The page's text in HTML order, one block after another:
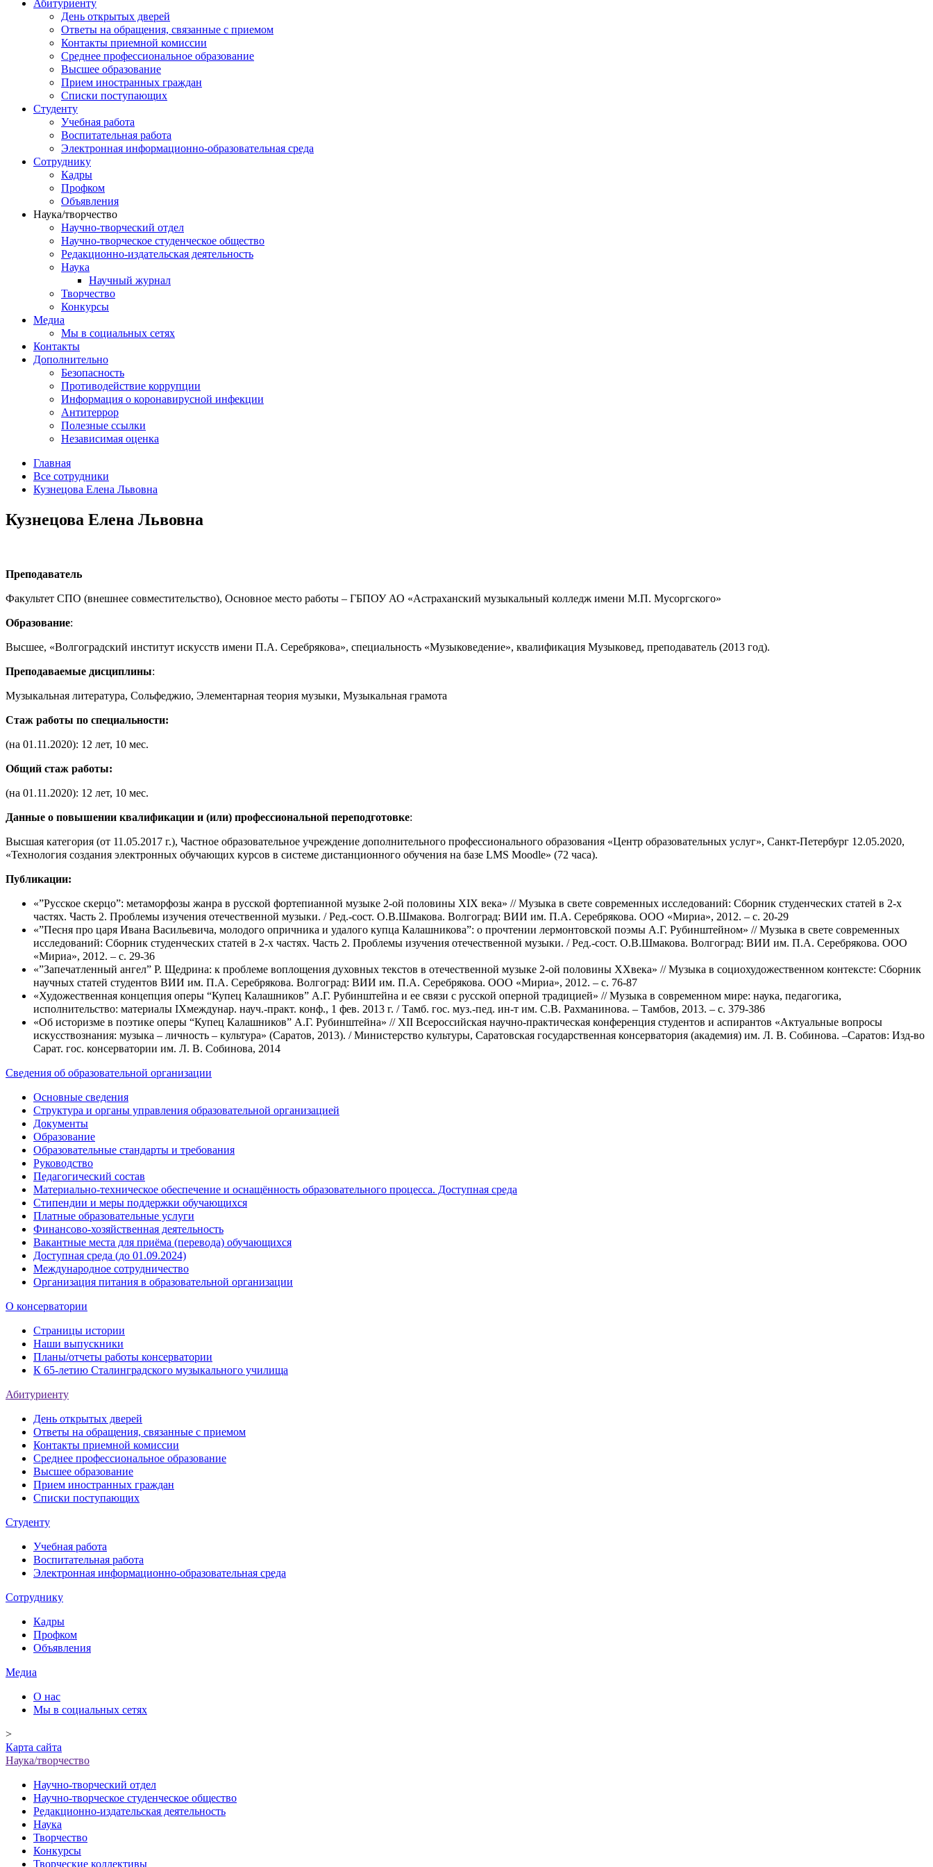
Абитуриенту
День открытых дверей
Ответы на обращения, связанные с приемом
Контакты приемной комиссии
Среднее профессиональное образование
Высшее образование
Прием иностранных граждан
Списки поступающих
Студенту
Учебная работа
Воспитательная работа
Электронная информационно-образовательная среда
Сотруднику
Кадры
Профком
Объявления
Наука/творчество
Научно-творческий отдел
Научно-творческое студенческое общество
Редакционно-издательская деятельность
Наука
Научный журнал
Творчество
Конкурсы
Медиа
Мы в социальных сетях
Контакты
Дополнительно
Безопасность
Противодействие коррупции
Информация о коронавирусной инфекции
Антитеррор
Полезные ссылки
Независимая оценка
Главная
Все сотрудники
Кузнецова Елена Львовна
Кузнецова Елена Львовна
Преподаватель
Факультет СПО (внешнее совместительство), Основное место работы – ГБПОУ АО «Астраханский музыкальный колледж имени М.П. Мусоргского»
Образование:
Высшее, «Волгоградский институт искусств имени П.А. Серебрякова», специальность «Музыковедение», квалификация Музыковед, преподаватель (2013 год).
Преподаваемые дисциплины:
Музыкальная литература, Сольфеджио, Элементарная теория музыки, Музыкальная грамота
Стаж работы по специальности:
(на 01.11.2020): 12 лет, 10 мес.
Общий стаж работы:
(на 01.11.2020): 12 лет, 10 мес.
Данные о повышении квалификации и (или) профессиональной переподготовке:
Высшая категория (от 11.05.2017 г.), Частное образовательное учреждение дополнительного профессионального образования «Центр образовательных услуг», Санкт-Петербург 12.05.2020,
«Технология создания электронных обучающих курсов в системе дистанционного обучения на базе LMS Moodle» (72 часа).
Публикации:
«”Русское скерцо”: метаморфозы жанра в русской фортепианной музыке 2-ой половины XIX века» // Музыка в свете современных исследований: Сборник студенческих статей в 2-х
частях. Часть 2. Проблемы изучения отечественной музыки. / Ред.-сост. О.В.Шмакова. Волгоград: ВИИ им. П.А. Серебрякова. ООО «Мириа», 2012. – с. 20-29
«”Песня про царя Ивана Васильевича, молодого опричника и удалого купца Калашникова”: о прочтении лермонтовской поэмы А.Г. Рубинштейном» // Музыка в свете современных
исследований: Сборник студенческих статей в 2-х частях. Часть 2. Проблемы изучения отечественной музыки. / Ред.-сост. О.В.Шмакова. Волгоград: ВИИ им. П.А. Серебрякова. ООО
«Мириа», 2012. – с. 29-36
«”Запечатленный ангел” Р. Щедрина: к проблеме воплощения духовных текстов в отечественной музыке 2-ой половины XXвека» // Музыка в социохудожественном контексте: Сборник
научных статей студентов ВИИ им. П.А. Серебрякова. Волгоград: ВИИ им. П.А. Серебрякова. ООО «Мириа», 2012. – с. 76-87
«Художественная концепция оперы “Купец Калашников” А.Г. Рубинштейна и ее связи с русской оперной традицией» // Музыка в современном мире: наука, педагогика,
исполнительство: материалы IXмеждунар. науч.-практ. конф., 1 фев. 2013 г. / Тамб. гос. муз.-пед. ин-т им. С.В. Рахманинова. – Тамбов, 2013. – с. 379-386
«Об историзме в поэтике оперы “Купец Калашников” А.Г. Рубинштейна» // XII Всероссийская научно-практическая конференция студентов и аспирантов «Актуальные вопросы
искусствознания: музыка – личность – культура» (Саратов, 2013). / Министерство культуры, Саратовская государственная консерватория (академия) им. Л. В. Собинова. –Саратов: Изд-во
Сарат. гос. консерватории им. Л. В. Собинова, 2014
Сведения об образовательной организации
Основные сведения
Структура и органы управления образовательной организацией
Документы
Образование
Образовательные стандарты и требования
Руководство
Педагогический состав
Материально-техническое обеспечение и оснащённость образовательного процесса. Доступная среда
Стипендии и меры поддержки обучающихся
Платные образовательные услуги
Финансово-хозяйственная деятельность
Вакантные места для приёма (перевода) обучающихся
Доступная среда (до 01.09.2024)
Международное сотрудничество
Организация питания в образовательной организации
О консерватории
Страницы истории
Наши выпускники
Планы/отчеты работы консерватории
К 65-летию Сталинградского музыкального училища
Абитуриенту
День открытых дверей
Ответы на обращения, связанные с приемом
Контакты приемной комиссии
Среднее профессиональное образование
Высшее образование
Прием иностранных граждан
Списки поступающих
Студенту
Учебная работа
Воспитательная работа
Электронная информационно-образовательная среда
Сотруднику
Кадры
Профком
Объявления
Медиа
О нас
Мы в социальных сетях
>
Карта сайта
Наука/творчество
Научно-творческий отдел
Научно-творческое студенческое общество
Редакционно-издательская деятельность
Наука
Творчество
Конкурсы
Творческие коллективы